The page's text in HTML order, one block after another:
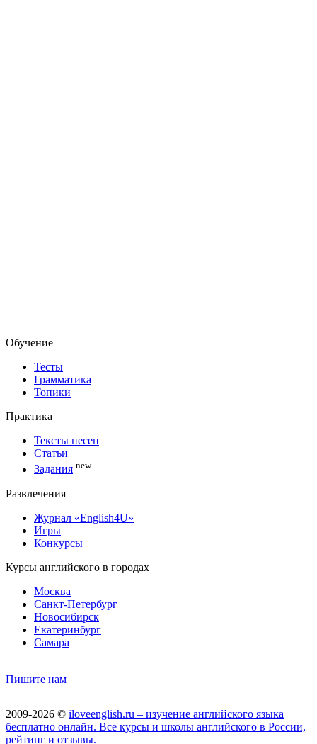
Обучение
Тесты
Грамматика
Топики
Практика
Тексты песен
Статьи
Задания new
Развлечения
Журнал «English4U»
Игры
Конкурсы
Курсы английского в городах
Москва
Санкт-Петербург
Новосибирск
Екатеринбург
Самара
Пишите нам
2009-2026 © iloveenglish.ru – изучение английского языка
бесплатно онлайн. Все курсы и школы английского в России,
рейтинг и отзывы.